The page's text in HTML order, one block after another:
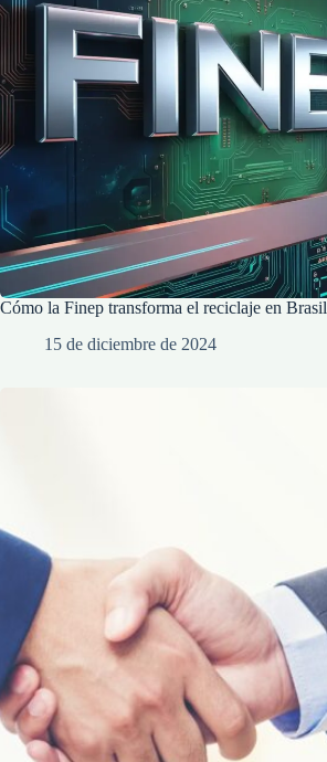
Cómo la Finep transforma el reciclaje en Brasil
15 de diciembre de 2024